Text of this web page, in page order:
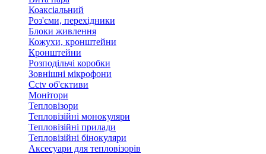
Коаксіальний
Роз'єми, перехідники
Блоки живлення
Кожухи, кронштейни
Кронштейни
Розподільчі коробки
Зовнішні мікрофони
Cctv об'єктиви
Монітори
Тепловізори
Тепловізійні монокуляри
Тепловізійні прилади
Тепловізійні бінокуляри
Аксесуари для тепловізорів